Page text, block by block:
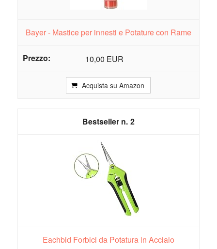
Bayer - Mastice per innesti e Potature con Rame
10,00 EUR
Acquista su Amazon
2
Eachbid Forbici da Potatura in Acciaio